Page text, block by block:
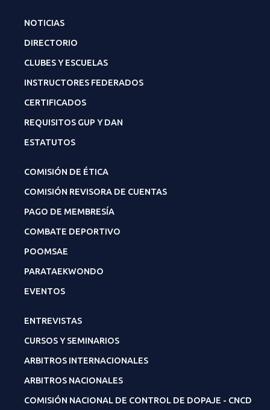
NOTICIAS
DIRECTORIO
CLUBES Y ESCUELAS
INSTRUCTORES FEDERADOS
CERTIFICADOS
REQUISITOS GUP Y DAN
ESTATUTOS
COMISIÓN DE ÉTICA
COMISIÓN REVISORA DE CUENTAS
PAGO DE MEMBRESÍA
COMBATE DEPORTIVO
POOMSAE
PARATAEKWONDO
EVENTOS
ENTREVISTAS
CURSOS Y SEMINARIOS
ARBITROS INTERNACIONALES
ARBITROS NACIONALES
COMISIÓN NACIONAL DE CONTROL DE DOPAJE - CNCD